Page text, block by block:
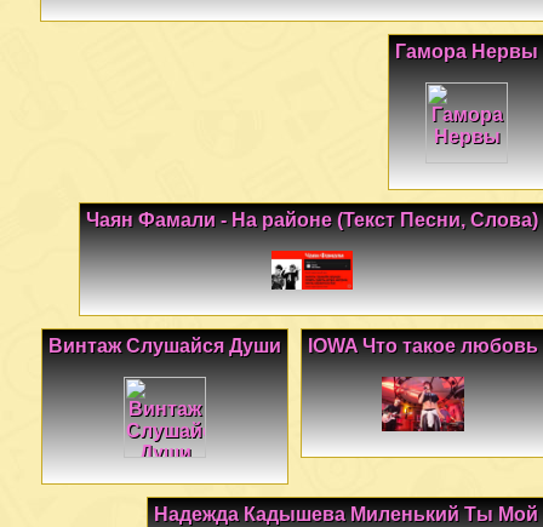
Гамора Нервы
Чаян Фамали - На районе (Текст Песни, Слова)
IOWA Что такое любовь
Винтаж Слушайся Души
Надежда Кадышева Миленький Ты Мой